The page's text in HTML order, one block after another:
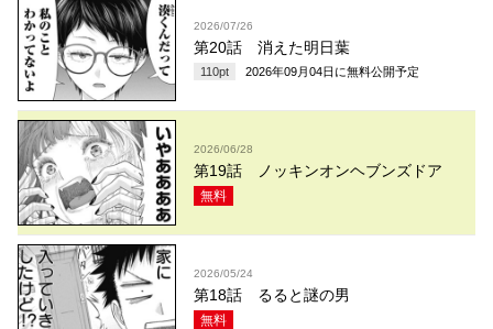
2026/07/26
第20話 消えた明日葉
110pt 2026年09月04日 に無料公開予定
2026/06/28
第19話 ノッキンオンヘブンズドア
無料
2026/05/24
第18話 るると謎の男
無料